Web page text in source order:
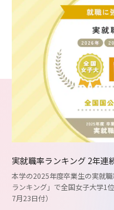
実就職率ランキング 2年連
本学の2025年度卒業生の実就
ランキング」で全国女子大学1
7月23日付）